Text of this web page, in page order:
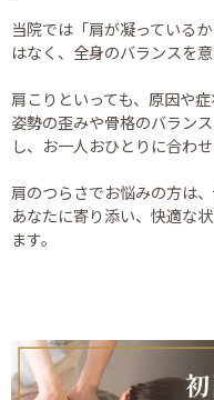
当院では「肩が凝っている
はなく、全身のバランスを
肩こりといっても、原因や症
姿勢の歪みや骨格のバラン
し、お一人おひとりに合わ
肩のつらさでお悩みの方は
あなたに寄り添い、快適な
ます。